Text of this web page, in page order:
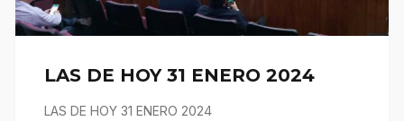
LAS DE HOY 31 ENERO 2024
LAS DE HOY 31 ENERO 2024